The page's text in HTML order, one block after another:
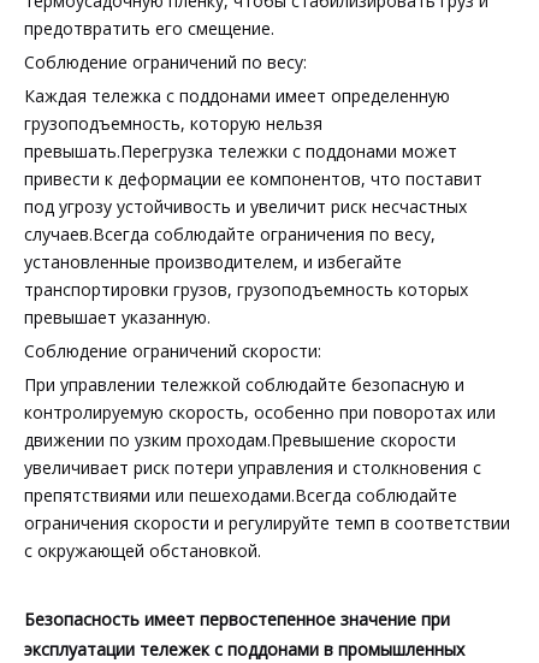
предотвратить его смещение.
Соблюдение ограничений по весу:
Каждая тележка с поддонами имеет определенную
грузоподъемность, которую нельзя
превышать.Перегрузка тележки с поддонами может
привести к деформации ее компонентов, что поставит
под угрозу устойчивость и увеличит риск несчастных
случаев.Всегда соблюдайте ограничения по весу,
установленные производителем, и избегайте
транспортировки грузов, грузоподъемность которых
превышает указанную.
Соблюдение ограничений скорости:
При управлении тележкой соблюдайте безопасную и
контролируемую скорость, особенно при поворотах или
движении по узким проходам.Превышение скорости
увеличивает риск потери управления и столкновения с
препятствиями или пешеходами.Всегда соблюдайте
ограничения скорости и регулируйте темп в соответствии
с окружающей обстановкой.
Безопасность имеет первостепенное значение при
эксплуатации тележек с поддонами в промышленных